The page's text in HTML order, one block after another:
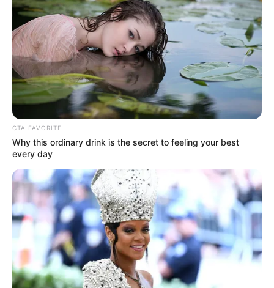
CTA FAVORITE
Why this ordinary drink is the secret to feeling your best
every day